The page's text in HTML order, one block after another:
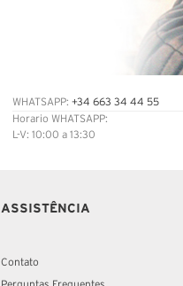
WHATSAPP: +34 663 34 44 55
Horario WHATSAPP:
L-V: 10:00 a 13:30
ASSISTÊNCIA
Contato